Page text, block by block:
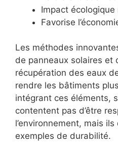
Impact écologique
Favorise
Les méthodes
de panneaux solaires et
récupération des eaux
rendre les bâtiments
intégrant ces éléments,
contentent pas d’être
l’environnement, mais
exemples de durabilité.